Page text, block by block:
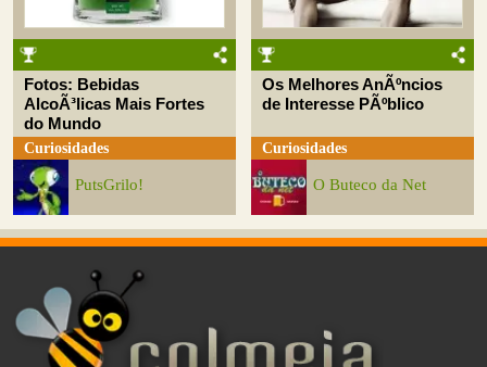
Fotos: Bebidas
AlcoÃ³licas Mais Fortes
do Mundo
Curiosidades
PutsGrilo!
Os Melhores AnÃºncios
de Interesse PÃºblico
Curiosidades
O Buteco da Net